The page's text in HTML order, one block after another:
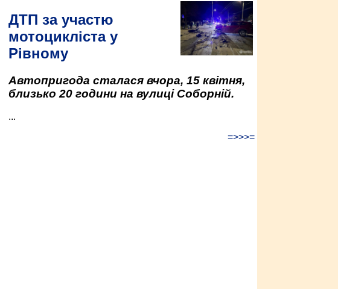
ДТП за участю
мотоцикліста у
Рівному
Автопригода сталася вчора, 15 квітня,
близько 20 години на вулиці Соборній.
...
=>>>=